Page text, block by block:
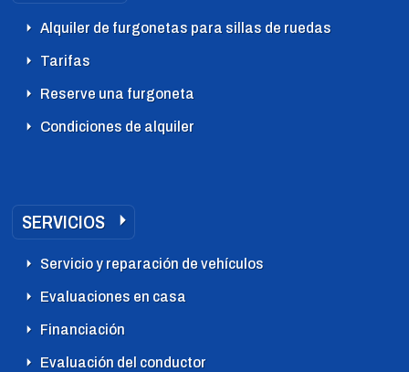
Alquiler de furgonetas para sillas de ruedas
Tarifas
Reserve una furgoneta
Condiciones de alquiler
SERVICIOS
Servicio y reparación de vehículos
Evaluaciones en casa
Financiación
Evaluación del conductor